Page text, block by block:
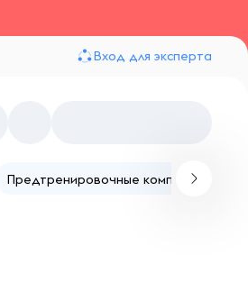
Вход для эксперта
Предтренировочные комплексы